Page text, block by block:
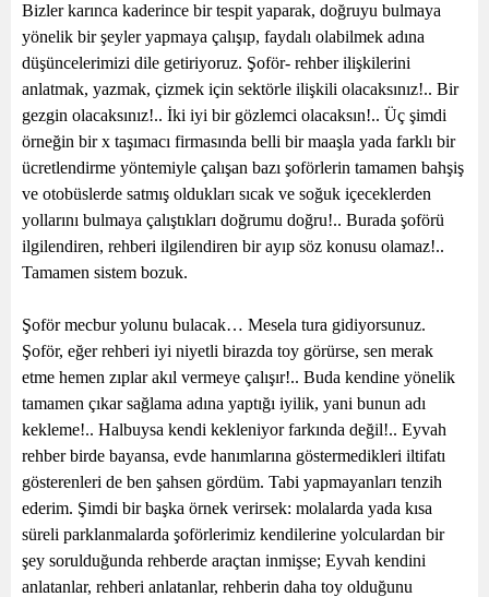
Bizler karınca kaderince bir tespit yaparak, doğruyu bulmaya
yönelik bir şeyler yapmaya çalışıp, faydalı olabilmek adına
düşüncelerimizi dile getiriyoruz. Şoför- rehber ilişkilerini
anlatmak, yazmak, çizmek için sektörle ilişkili olacaksınız!.. Bir
gezgin olacaksınız!.. İki iyi bir gözlemci olacaksın!.. Üç şimdi
örneğin bir x taşımacı firmasında belli bir maaşla yada farklı bir
ücretlendirme yöntemiyle çalışan bazı şoförlerin tamamen bahşiş
ve otobüslerde satmış oldukları sıcak ve soğuk içeceklerden
yollarını bulmaya çalıştıkları doğrumu doğru!.. Burada şoförü
ilgilendiren, rehberi ilgilendiren bir ayıp söz konusu olamaz!..
Tamamen sistem bozuk.
Şoför mecbur yolunu bulacak… Mesela tura gidiyorsunuz.
Şoför, eğer rehberi iyi niyetli birazda toy görürse, sen merak
etme hemen zıplar akıl vermeye çalışır!.. Buda kendine yönelik
tamamen çıkar sağlama adına yaptığı iyilik, yani bunun adı
kekleme!.. Halbuysa kendi kekleniyor farkında değil!.. Eyvah
rehber birde bayansa, evde hanımlarına göstermedikleri iltifatı
gösterenleri de ben şahsen gördüm. Tabi yapmayanları tenzih
ederim. Şimdi bir başka örnek verirsek: molalarda yada kısa
süreli parklanmalarda şoförlerimiz kendilerine yolculardan bir
şey sorulduğunda rehberde araçtan inmişse; Eyvah kendini
anlatanlar, rehberi anlatanlar, rehberin daha toy olduğunu